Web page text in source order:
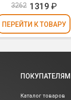
3262 1319₽
ПЕРЕЙТИ К ТОВАРУ
ПОКУПАТЕЛЯМ
Каталог товаров